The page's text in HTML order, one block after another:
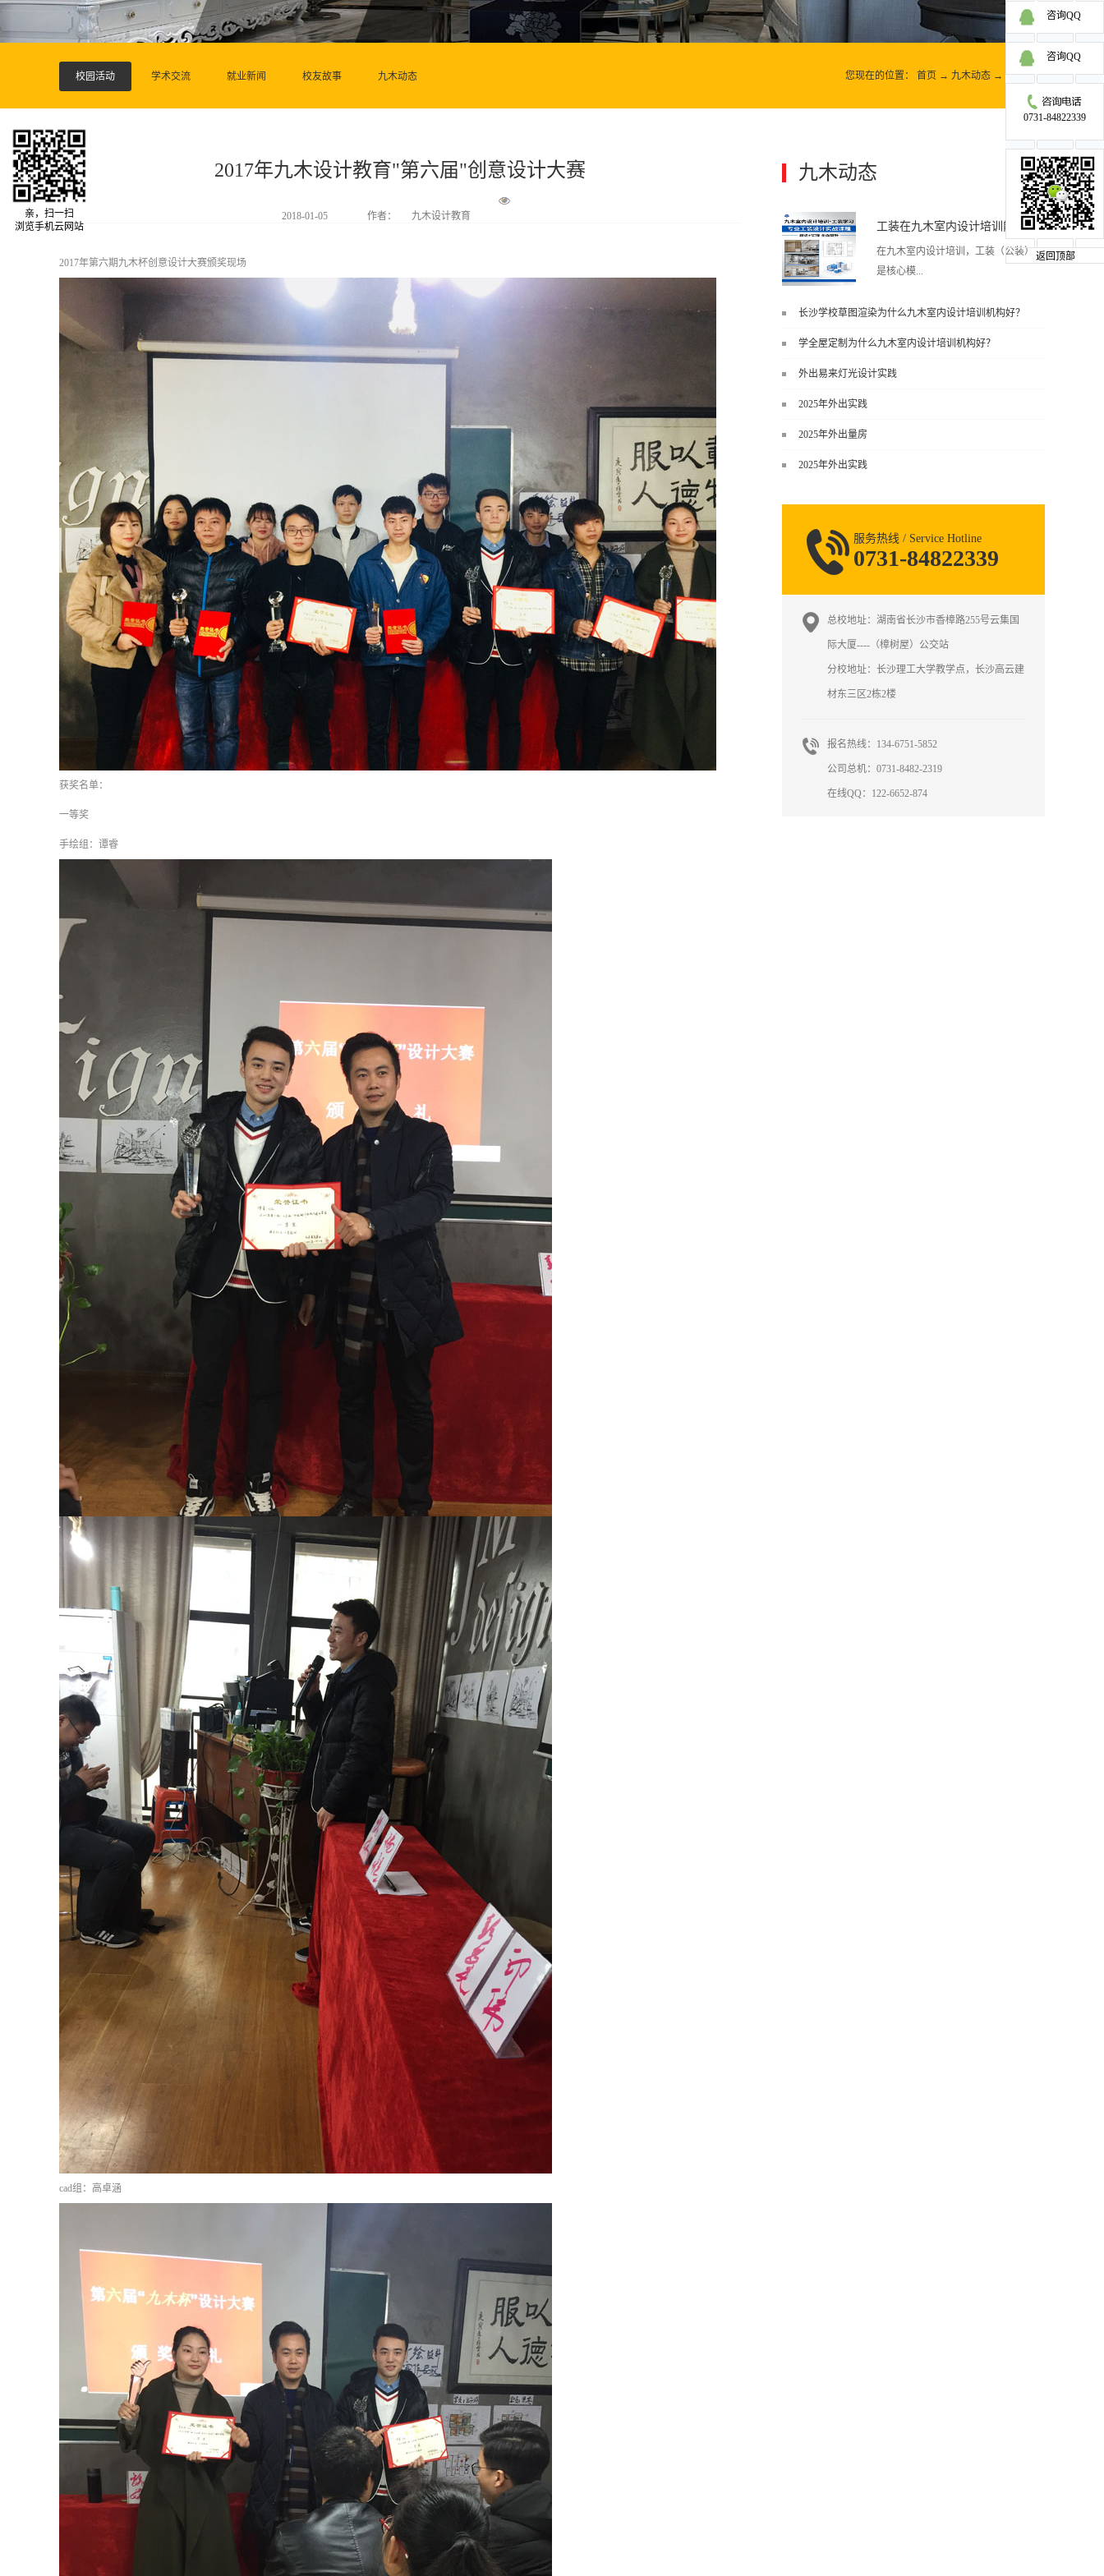
校园活动 学术交流 就业新闻 校友故事 九木动态 您现在的位置： 首页 → 九木动态 → 校园活动
九木动态 更多>>
工装在九木室内设计培训能学到东西吗?
在九木室内设计培训，工装（公装）
是核心模...
直接用于工作的东西，不是泛泛而
谈，而是从规范、软件、材料、施工
烟、照明、材料耐脏耐磨• 办公空间：
水...
长沙学校草图渲染为什么九木室内设计培训机构好？
学全屋定制为什么九木室内设计培训机构好？
外出易来灯光设计实践
2025年外出实践
2025年外出量房
2025年外出实践
服务热线 / Service Hotline
0731-84822339
总校地址：湖南省长沙市香樟路255号云集国
际大厦----（樟树屋）公交站
分校地址：长沙理工大学教学点，长沙高云建
材东三区2栋2楼
报名热线：134-6751-5852
公司总机：0731-8482-2319
在线QQ：122-6652-874
2017年九木设计教育"第六届"创意设计大赛
2018-01-05 作者： 九木设计教育
2017年第六期九木杯创意设计大赛颁奖现场
获奖名单：
一等奖
手绘组：谭睿
cad组：高卓涵
咨询QQ
咨询QQ
0731-84822339
返回顶部
亲，扫一扫
浏览手机云网站